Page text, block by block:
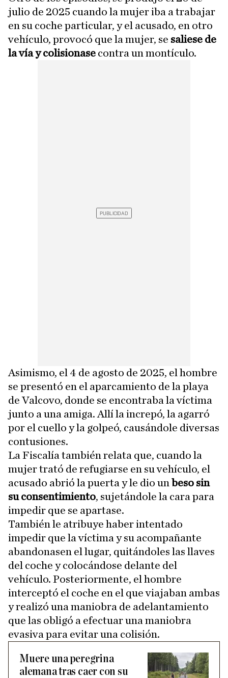
julio de 2025 cuando la mujer iba a trabajar
en su coche particular, y el acusado, en otro
vehículo, provocó que la mujer, se saliese de
la vía y colisionase contra un montículo.
Asimismo, el 4 de agosto de 2025, el hombre
se presentó en el aparcamiento de la playa
de Valcovo, donde se encontraba la víctima
junto a una amiga. Allí la increpó, la agarró
por el cuello y la golpeó, causándole diversas
contusiones.
La Fiscalía también relata que, cuando la
mujer trató de refugiarse en su vehículo, el
acusado abrió la puerta y le dio un beso sin
su consentimiento, sujetándole la cara para
impedir que se apartase.
También le atribuye haber intentado
impedir que la víctima y su acompañante
abandonasen el lugar, quitándoles las llaves
del coche y colocándose delante del
vehículo. Posteriormente, el hombre
interceptó el coche en el que viajaban ambas
y realizó una maniobra de adelantamiento
que las obligó a efectuar una maniobra
evasiva para evitar una colisión.
Muere una peregrina
alemana tras caer con su